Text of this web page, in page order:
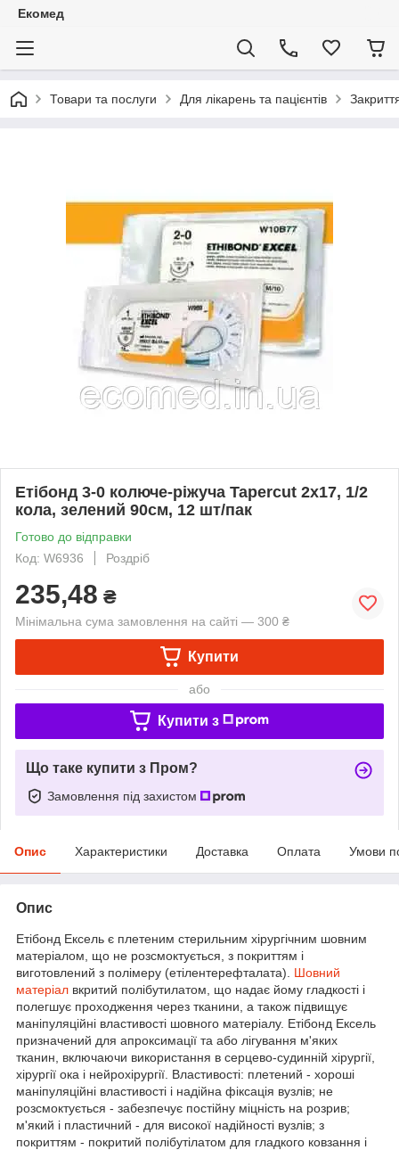
Екомед
Товари та послуги Для лікарень та пацієнтів
Етібонд 3-0 колюче-ріжуча Tapercut 2х17, 1/2
кола, зелений 90см, 12 шт/пак
Готово до відправки
Код: W6936
Роздріб
235,48 ₴
Мінімальна сума замовлення на сайті — 300 ₴
Купити
або
Купити з
Що таке купити з Пром?
Замовлення під захистом
Опис Характеристики Доставка Оплата Умови
Опис
Етібонд Ексель є плетеним стерильним хірургічним шовним
матеріалом, що не розсмоктується, з покриттям і
виготовлений з полімеру (етілентерефталата). Шовний
матеріал вкритий полібутилатом, що надає йому гладкості і
полегшує проходження через тканини, а також підвищує
маніпуляційні властивості шовного матеріалу. Етібонд Ексель
призначений для апроксимації та або лігування м'яких
тканин, включаючи використання в серцево-судинній хірургії,
хірургії ока і нейрохірургії. Властивості: плетений - хороші
маніпуляційні властивості і надійна фіксація вузлів; не
розсмоктується - забезпечує постійну міцність на розрив;
м'який і пластичний - для високої надійності вузлів; з
покриттям - покритий полібутілатом для гладкого ковзання і